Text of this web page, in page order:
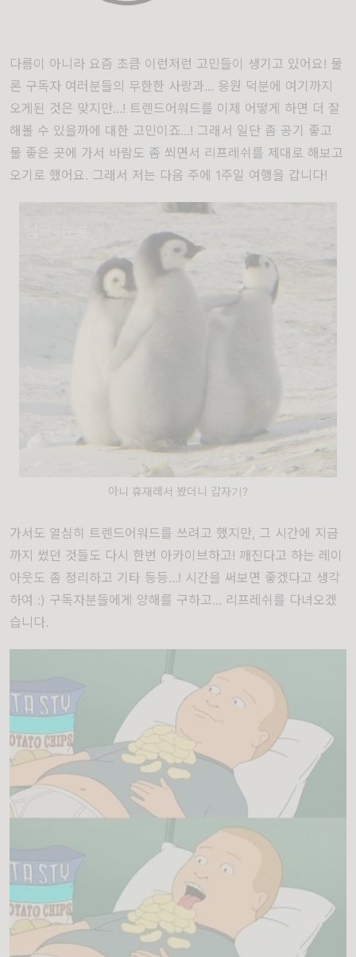
다름이 아니라 요즘 초큼 이런저런 고민들이 생기고 있어요! 물
론 구독자 여러분들의 무한한 사랑과... 응원 덕분에 여기까지
오게된 것은 맞지만...! 트렌드어워드를 이제 어떻게 하면 더 잘
해볼 수 있을까에 대한 고민이죠...! 그래서 일단 좀 공기 좋고
물 좋은 곳에 가서 바람도 좀 쐬면서 리프레쉬를 제대로 해보고
오기로 했어요. 그래서 저는 다음 주에 1주일 여행을 갑니다!
아니 휴재래서 봤더니 갑자기?
가서도 열심히 트렌드어워드를 쓰려고 했지만, 그 시간에 지금
까지 썼던 것들도 다시 한번 아카이브하고! 깨진다고 하는 레이
아웃도 좀 정리하고 기타 등등...! 시간을 써보면 좋겠다고 생각
하여 :) 구독자분들에게 양해를 구하고... 리프레쉬를 다녀오겠
습니다.